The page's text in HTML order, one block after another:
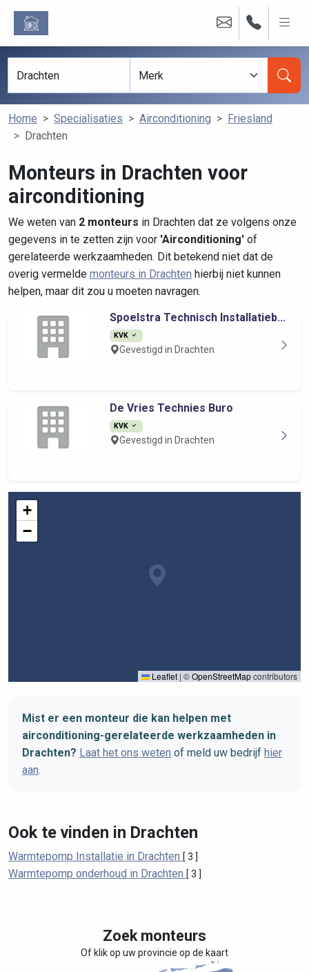
Home Specialisaties Airconditioning
Friesland
Drachten
Monteurs in Drachten voor
airconditioning
We weten van 2 monteurs in Drachten dat ze volgens onze
gegevens in te zetten zijn voor 'Airconditioning' of
gerelateerde werkzaamheden. Dit betekend niet dat de
overig vermelde monteurs in Drachten hierbij niet kunnen
helpen, maar dit zou u moeten navragen.
Spoelstra Technisch Installatieb...
KVK
Gevestigd in Drachten
De Vries Technies Buro
KVK
Gevestigd in Drachten
+
−
Leaflet | ©OpenStreetMapcontributors
Mist er een monteur die kan helpen met
airconditioning-gerelateerde werkzaamheden in
Drachten? Laat het ons weten of meld uw bedrijf hier
aan.
Ook te vinden in Drachten
Warmtepomp Installatie in Drachten [ 3 ]
Warmtepomp onderhoud in Drachten [ 3 ]
Zoek monteurs
Of klik op uw provincie op de kaart